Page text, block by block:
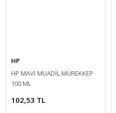
HP
HP MAVİ MUADİL MÜREKKEP
100 ML
102,53 TL